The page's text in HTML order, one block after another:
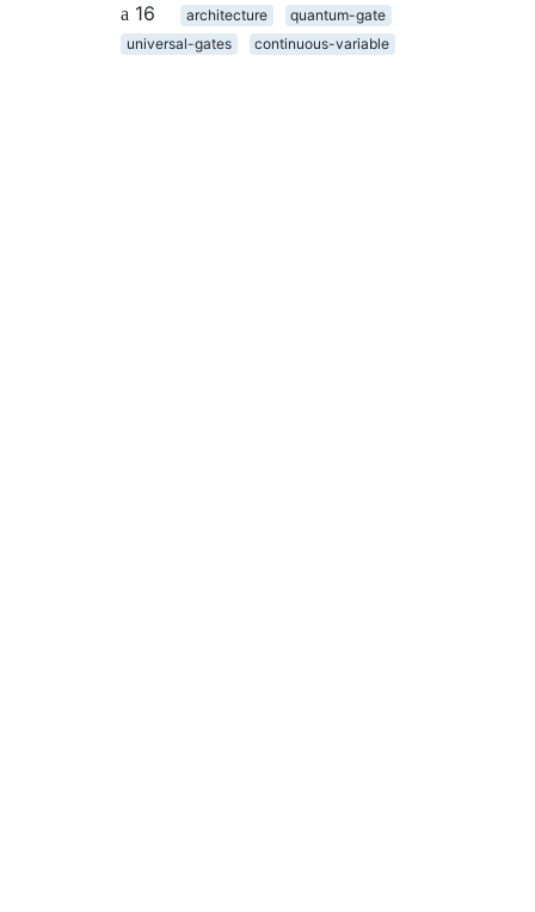
16
architecture
quantum-gate
universal-gates
continuous-variable